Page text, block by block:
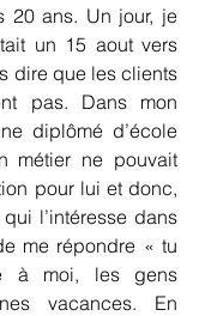
20 ans. Un jour, je
un 15 aout vers
dire que les clients
pas. Dans mon
diplômé d’école
métier ne pouvait
pour lui et donc,
l’intéresse dans
me répondre « tu
à moi, les gens
vacances. En